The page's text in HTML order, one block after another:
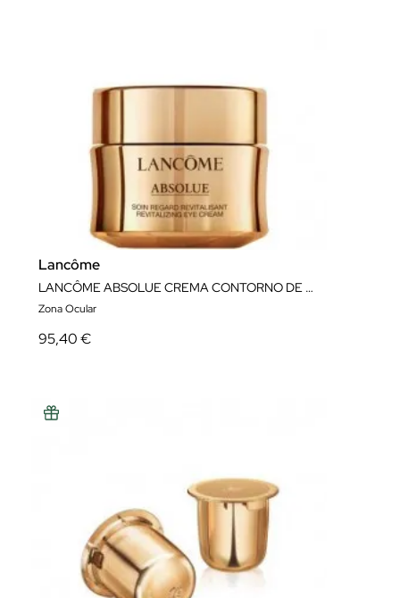
Lancôme
LANCÔME ABSOLUE CREMA CONTORNO DE OJOS REGENERADORA 20 ML
Zona Ocular
95,40 €